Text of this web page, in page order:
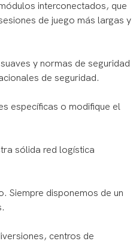
interconectados, que
de juego más largas y
y normas de seguridad
de seguridad.
específicas o modifique el
sólida red logística
Siempre disponemos de un
centros de